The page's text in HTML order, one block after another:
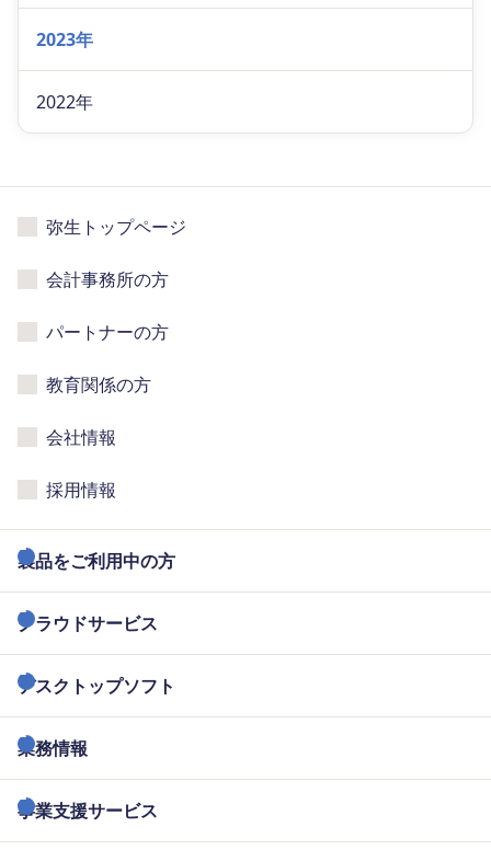
2023年
2022年
弥生トップページ
会計事務所の方
パートナーの方
教育関係の方
会社情報
採用情報
製品をご利用中の方
クラウドサービス
デスクトップソフト
業務情報
事業支援サービス